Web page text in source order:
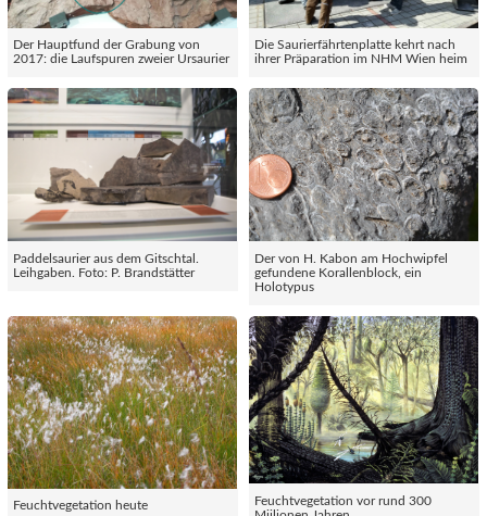
Der Hauptfund der Grabung von
2017: die Laufspuren zweier Ursaurier
Die Saurierfährtenplatte kehrt nach
ihrer Präparation im NHM Wien heim
Paddelsaurier aus dem Gitschtal.
Leihgaben. Foto: P. Brandstätter
Der von H. Kabon am Hochwipfel
gefundene Korallenblock, ein
Holotypus
Feuchtvegetation heute
Feuchtvegetation vor rund 300